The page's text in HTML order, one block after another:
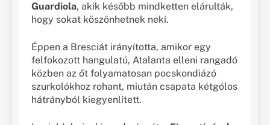
Guardiola, akik később mindketten elárulták,
hogy sokat köszönhetnek neki.
Éppen a Bresciát irányította, amikor egy
felfokozott hangulatú, Atalanta elleni rangadó
közben az őt folyamatosan pocskondiázó
szurkolókhoz rohant, miután csapata kétgólos
hátrányból kiegyenlített.